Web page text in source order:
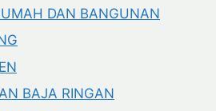
DAN BANGUNAN
BAJA RINGAN